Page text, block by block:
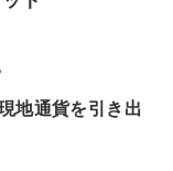
地通貨を引き出